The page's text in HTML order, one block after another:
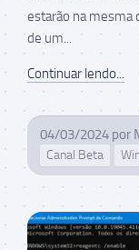
estarão na mesma
de um...
Continuar lendo...
04/03/2024 por
Canal Beta